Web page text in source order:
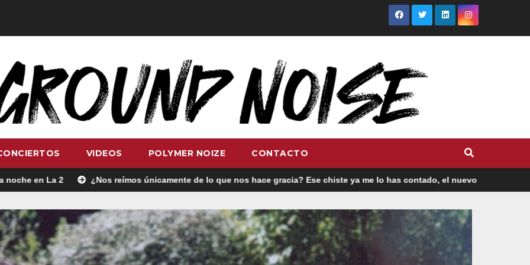
VIDEOS POLYMER NOIZE CONTACTO
¿Nos reímos únicamente de lo que nos hace gracia? Ese chiste ya me lo has contado, el nuevo single de JUAN ANSELMO